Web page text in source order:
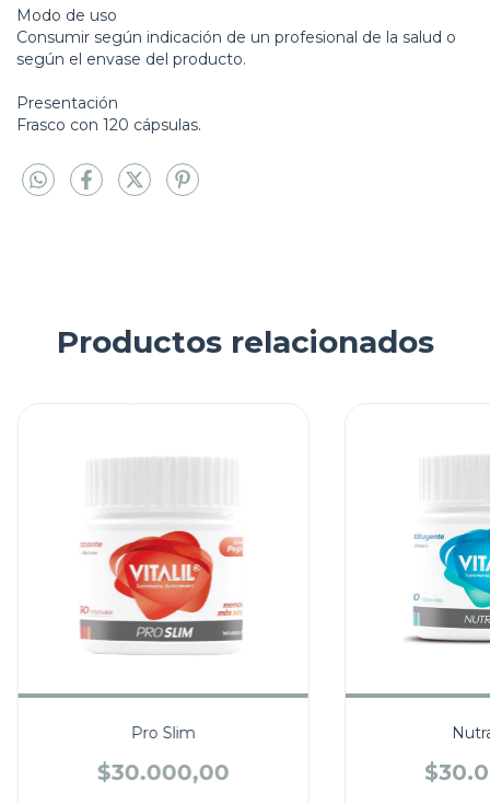
Modo de uso
Consumir según indicación de un profesional de la salud o
según el envase del producto.
Presentación
Frasco con 120 cápsulas.
Productos relacionados
Pro Slim
$30.000,00